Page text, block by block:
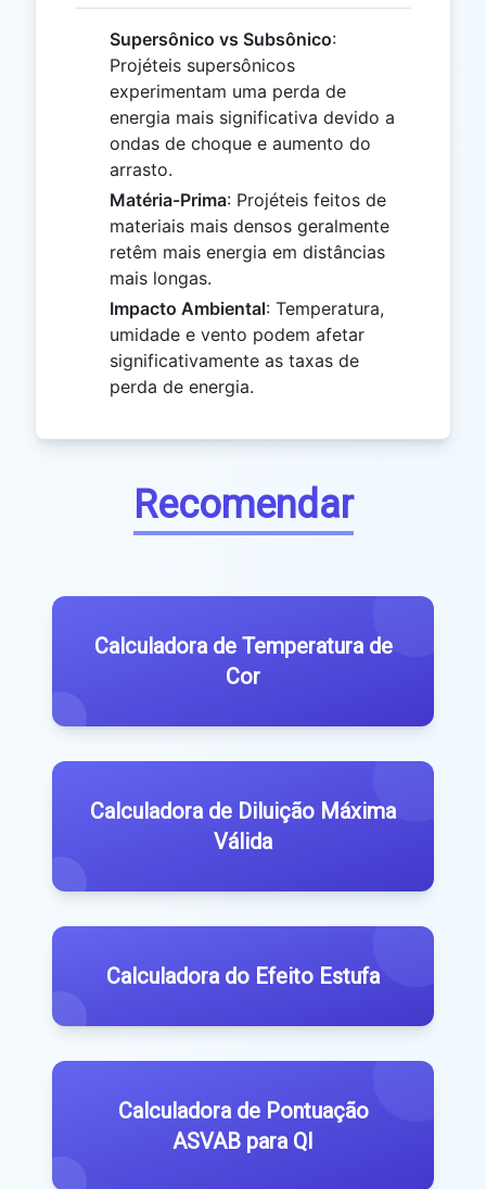
Supersônico vs Subsônico:
Projéteis supersônicos
experimentam uma perda de
energia mais significativa devido a
ondas de choque e aumento do
arrasto.
Matéria-Prima: Projéteis feitos de
materiais mais densos geralmente
retêm mais energia em distâncias
mais longas.
Impacto Ambiental: Temperatura,
umidade e vento podem afetar
significativamente as taxas de
perda de energia.
Recomendar
Calculadora de Temperatura de
Cor
Calculadora de Diluição Máxima
Válida
Calculadora do Efeito Estufa
Calculadora de Pontuação
ASVAB para QI